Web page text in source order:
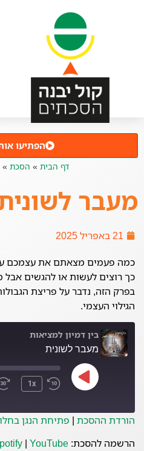
הפתיעו
דף הבית » הסכת »
מעבר
21 באפריל 2025
כמה פעמים מצאתם את עצמכם
כך רוצים לעשות או להגשים
בפרק הזה, נדבר על פריצת
הגילוי העצמי.
בין דמיון למציאות
מעבר לשונית
1x
Spotify
הורדת ההסכת | פתיחת הנגן
הרשמה להסכת:
| YouTube